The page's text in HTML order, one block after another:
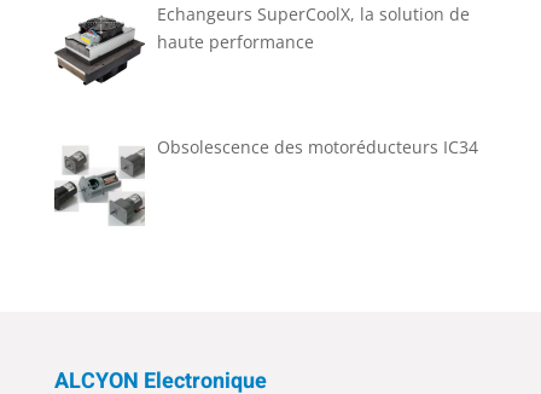
Echangeurs SuperCoolX, la solution de
haute performance
Obsolescence des motoréducteurs IC34
ALCYON Electronique